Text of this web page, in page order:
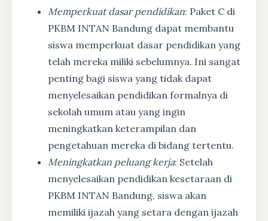
Memperkuat dasar pendidikan: Paket C di
PKBM INTAN Bandung dapat membantu
siswa memperkuat dasar pendidikan yang
telah mereka miliki sebelumnya. Ini sangat
penting bagi siswa yang tidak dapat
menyelesaikan pendidikan formalnya di
sekolah umum atau yang ingin
meningkatkan keterampilan dan
pengetahuan mereka di bidang tertentu.
Meningkatkan peluang kerja: Setelah
menyelesaikan pendidikan kesetaraan di
PKBM INTAN Bandung, siswa akan
memiliki ijazah yang setara dengan ijazah